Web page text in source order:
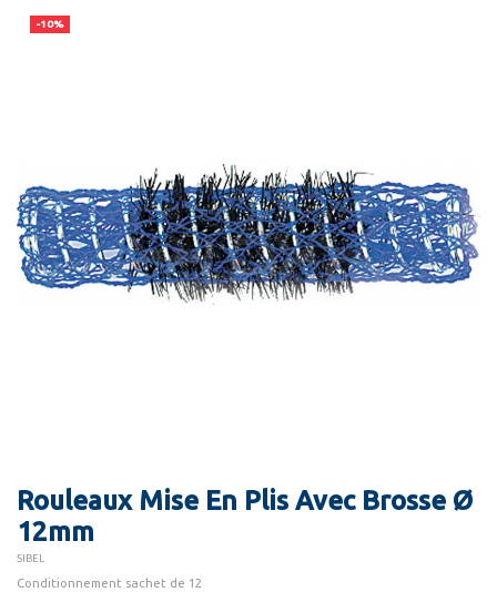
-10%
Rouleaux Mise En Plis Avec Brosse Ø
12mm
SIBEL
Conditionnement sachet de 12